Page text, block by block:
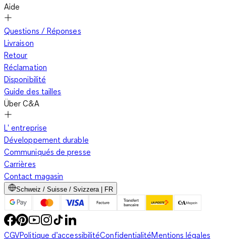
Aide
Questions / Réponses
Livraison
Retour
Réclamation
Disponibilité
Guide des tailles
Über C&A
L' entreprise
Développement durable
Communiqués de presse
Carrières
Contact magasin
Schweiz / Suisse / Svizzera | FR
CGVPolitique d’accessibilitéConfidentialitéMentions légales